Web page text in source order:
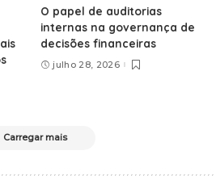
O papel de auditorias
internas na governança de
decisões financeiras
julho 28, 2026
Carregar mais